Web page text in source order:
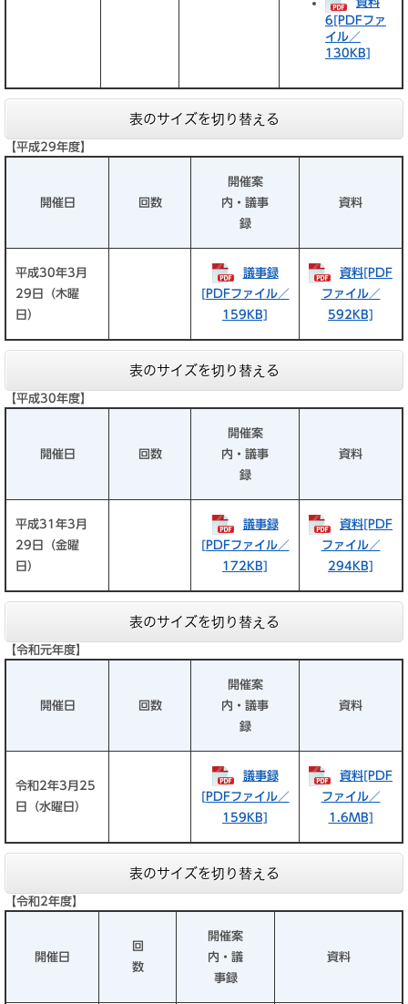
6[PDFファ
イル／
130KB]
表のサイズを切り替える
【平成29年度】
開催日 回数
開催案
内・議事
録
資料
平成30年3月
29日（木曜
日）
議事録
[PDFファイル／
159KB]
資料[PDF
ファイル／
592KB]
表のサイズを切り替える
【平成30年度】
開催日 回数
開催案
内・議事
録
資料
平成31年3月
29日（金曜
日）
議事録
[PDFファイル／
172KB]
資料[PDF
ファイル／
294KB]
表のサイズを切り替える
【令和元年度】
開催日 回数
開催案
内・議事
録
資料
令和2年3月25
日（水曜日）
議事録
[PDFファイル／
159KB]
資料[PDF
ファイル／
1.6MB]
表のサイズを切り替える
【令和2年度】
開催日
回
数
開催案
内・議
事録
資料